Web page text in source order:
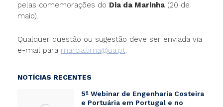
pelas comemorações do Dia da Marinha (20 de
maio).
Qualquer questão ou sugestão deve ser enviada via
e-mail para marcia.lima@ua.pt.
NOTÍCIAS RECENTES
5º Webinar de Engenharia Costeira
e Portuária em Portugal e no